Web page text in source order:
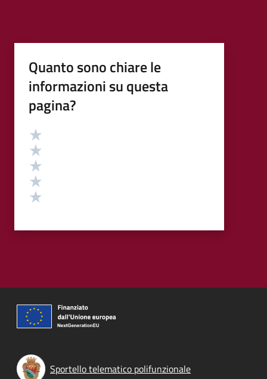
Quanto sono chiare le
informazioni su questa
pagina?
Valutazione
Sportello telematico polifunzionale